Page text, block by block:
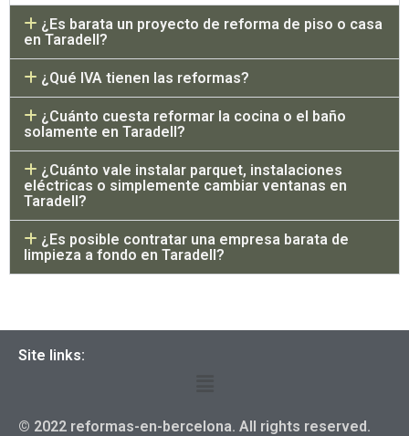
¿Es barata un proyecto de reforma de piso o casa
en Taradell?
¿Qué IVA tienen las reformas?
¿Cuánto cuesta reformar la cocina o el baño
solamente en Taradell?
¿Cuánto vale instalar parquet, instalaciones
eléctricas o simplemente cambiar ventanas en
Taradell?
¿Es posible contratar una empresa barata de
limpieza a fondo en Taradell?
Site links:
© 2022 reformas-en-bercelona. All rights reserved.